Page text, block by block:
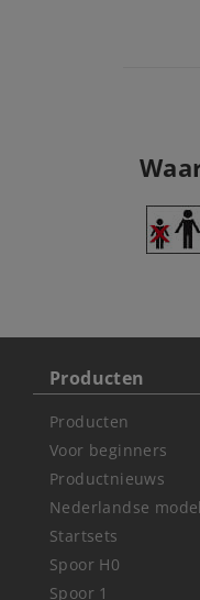
Producten
Producten
Voor beginners
Productnieuws
Nederlandse
Startsets
Spoor H0
Spoor 1